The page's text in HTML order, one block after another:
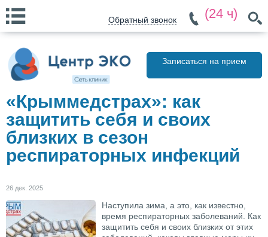
Записаться на прием
Обратный звонок (24 ч)
«Крыммедстрах»: как
защитить себя и своих
близких в сезон
респираторных инфекций
26 дек. 2025
Наступила зима, а это, как известно,
время респираторных заболеваний. Как
защитить себя и своих близких от этих